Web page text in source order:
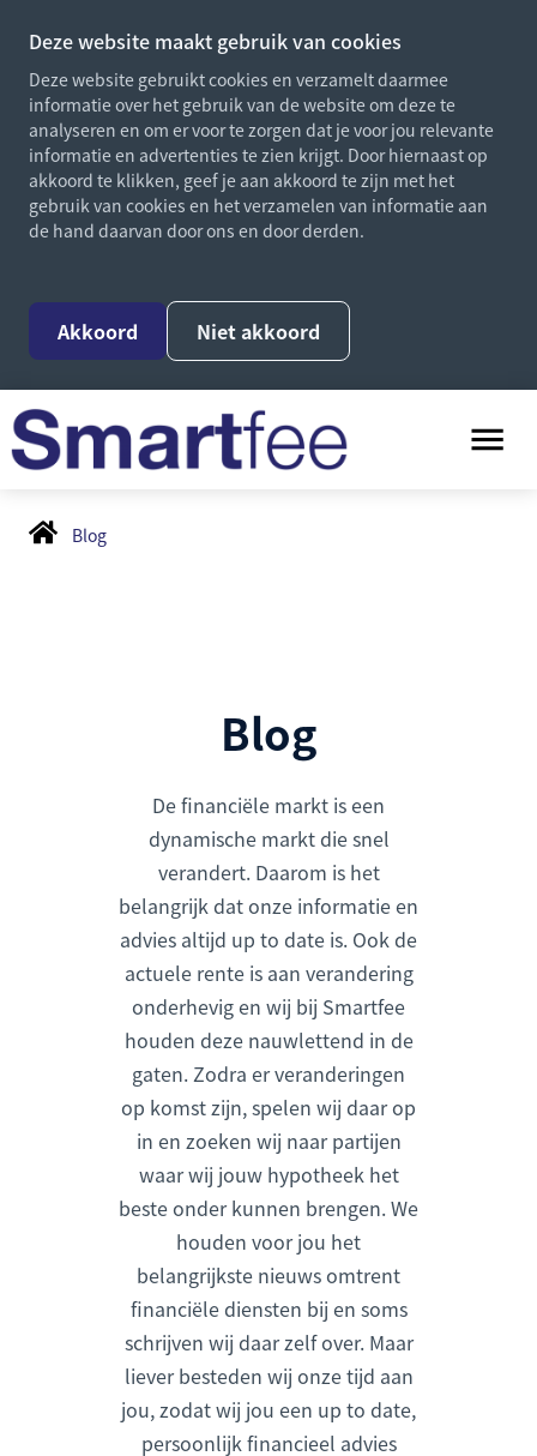
Deze website maakt gebruik van cookies
Deze website gebruikt cookies en verzamelt daarmee
informatie over het gebruik van de website om deze te
analyseren en om er voor te zorgen dat je voor jou relevante
informatie en advertenties te zien krijgt. Door hiernaast op
akkoord te klikken, geef je aan akkoord te zijn met het
gebruik van cookies en het verzamelen van informatie aan
de hand daarvan door ons en door derden.
Akkoord Niet akkoord
Blog
Blog
De financiële markt is een
dynamische markt die snel
verandert. Daarom is het
belangrijk dat onze informatie en
advies altijd up to date is. Ook de
actuele rente is aan verandering
onderhevig en wij bij Smartfee
houden deze nauwlettend in de
gaten. Zodra er veranderingen
op komst zijn, spelen wij daar op
in en zoeken wij naar partijen
waar wij jouw hypotheek het
beste onder kunnen brengen. We
houden voor jou het
belangrijkste nieuws omtrent
financiële diensten bij en soms
schrijven wij daar zelf over. Maar
liever besteden wij onze tijd aan
jou, zodat wij jou een up to date,
persoonlijk financieel advies